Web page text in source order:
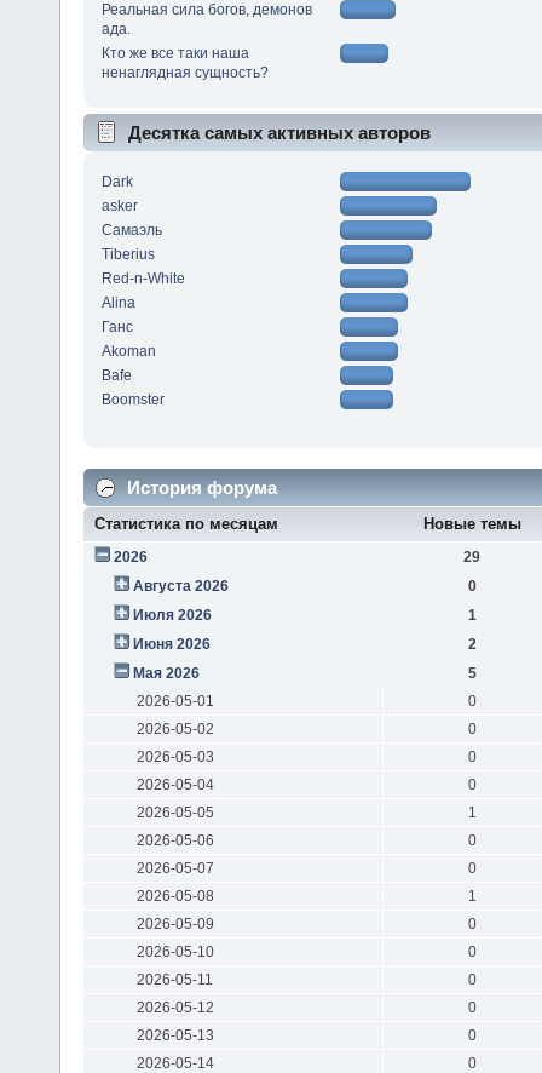
Реальная сила богов, демонов
ада.
Кто же все таки наша
ненаглядная сущность?
Десятка самых активных авторов
Dark
asker
Самаэль
Tiberius
Red-n-White
Alina
Ганс
Akoman
Bafe
Boomster
История форума
Статистика по месяцам Новые темы
2026
29
Августа 2026
0
Июля 2026
1
Июня 2026
2
Мая 2026
5
2026-05-01
0
2026-05-02
0
2026-05-03
0
2026-05-04
0
2026-05-05
1
2026-05-06
0
2026-05-07
0
2026-05-08
1
2026-05-09
0
2026-05-10
0
2026-05-11
0
2026-05-12
0
2026-05-13
0
2026-05-14
0